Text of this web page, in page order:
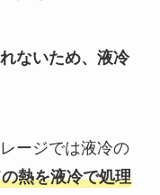
ないため、液冷
ージでは液冷の
熱を液冷で処理